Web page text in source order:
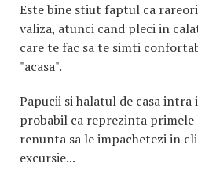
Este bine stiut faptul ca
valiza, atunci cand pleci in
care te fac sa te simti
"acasa".
Papucii si halatul de casa intra
probabil ca reprezinta primele
renunta sa le impachetezi in
excursie...